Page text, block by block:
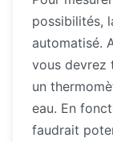
possibilités,
automatisé.
vous devrez
un
eau. En
faudrait